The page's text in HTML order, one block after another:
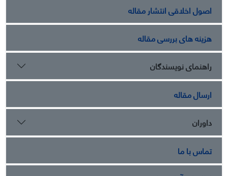
اصول اخلاقی انتشار مقاله
هزینه های بررسی مقاله
راهنمای نویسندگان
ارسال مقاله
داوران
تماس با ما